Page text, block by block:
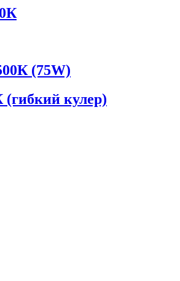
(75W)
кулер)